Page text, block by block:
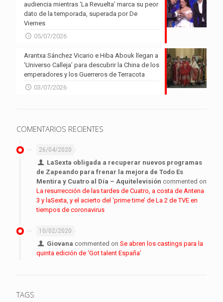
audiencia mientras ‘La Revuelta’ marca su peor
dato de la temporada, superada por De
Viernes
05/07/2026
Arantxa Sánchez Vicario e Hiba Abouk llegan a
‘Universo Calleja’ para descubrir la China de los
emperadores y los Guerreros de Terracota
03/07/2026
COMENTARIOS RECIENTES
26/04/2020
LaSexta obligada a recuperar nuevos programas
de Zapeando para frenar la mejora de Todo Es
Mentira y Cuatro al Día – Aquitelevisión commented on
La resurrección de las tardes de Cuatro, a costa de Antena
3 y laSexta, y el acierto del ‘prime time’ de La 2 de TVE en
tiempos de coronavirus
10/02/2020
Giovana commented onSe abren los castings para la
quinta edición de ‘Got talent España’
TAGS